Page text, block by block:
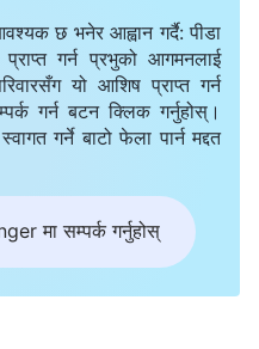
र काम। परमेश्‍वरको काम र
मानिसको काम
पैदा हुने जुनसुकै कुरा
पवित्र आत्‍माले मानिसहरूको
र मानिसलाई प्रत्यक्ष
छ भनेर आह्वान गर्दै: पीडा
गर्न प्रभुको आगमनलाई
यो आशिष प्राप्त गर्न
गर्न बटन क्लिक गर्नुहोस्।
गर्ने बाटो फेला पार्न मद्दत
मा सम्पर्क गर्नुहोस्